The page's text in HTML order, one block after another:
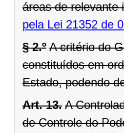
áreas de relevante
pela Lei 21352 de
§ 2.º A critério do
constituídos em
Estado, podendo
Art. 13. A
de Controle do